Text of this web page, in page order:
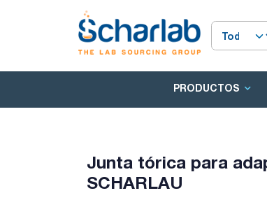
PRODUCTOS
Junta tórica para
SCHARLAU